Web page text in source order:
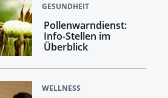
GESUNDHEIT
Pollenwarndienst:
Info-Stellen im
Überblick
WELLNESS